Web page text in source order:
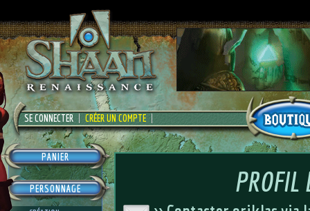
SE CONNECTER CRÉER UN COMPTE
PANIER
PERSONNAGE PROFIL